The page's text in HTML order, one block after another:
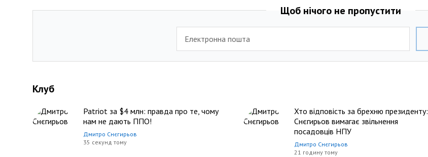
Щоб нічого не пропустити
Електронна пошта
Клуб
Patriot за $4 млн: правда про те, чому
нам не дають ППО!
Дмитро Снєгирьов
35 секунд тому
Хто відповість за брехню президенту:
Снєгирьов вимагає звільнення
посадовців НПУ
Дмитро Снєгирьов
21 годину тому